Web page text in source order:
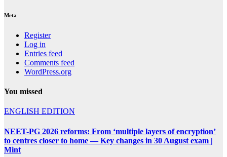
Meta
Register
Log in
Entries feed
Comments feed
WordPress.org
You missed
ENGLISH EDITION
NEET-PG 2026 reforms: From ‘multiple layers of encryption’
to centres closer to home — Key changes in 30 August exam |
Mint